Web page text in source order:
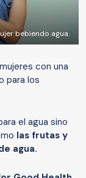
bebiendo agua.
con una
para los
el agua sino
las frutas y
agua.